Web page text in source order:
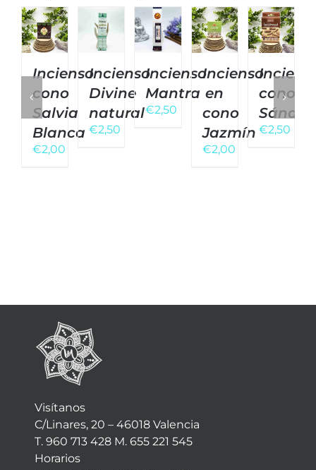
Incienso
cono
Salvia
Blanca
€2,00
Incienso
Divine
natural
€2,50
Incienso
Mantra
€2,50
Incienso
en
cono
Jazmín
€2,00
cono
€2,50
Visítanos
C/Linares, 20 – 46018 Valencia
T. 960 713 428 M. 655 221 545
Horarios